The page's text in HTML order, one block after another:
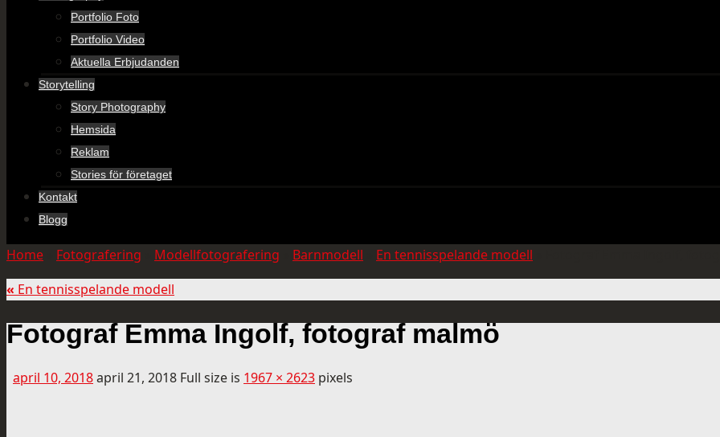
Portfolio Foto
Portfolio Video
Aktuella Erbjudanden
Storytelling
Story Photography
Hemsida
Reklam
Stories för företaget
Kontakt
Blogg
Home Fotografering Modellfotografering Barnmodell En tennisspelande modell
« En tennisspelande modell
Fotograf Emma Ingolf, fotograf malmö
april 10, 2018april 21, 2018 Full size is 1967 × 2623 pixels